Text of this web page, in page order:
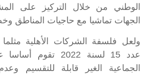
الوطني من خلال التركيز على
الجهات تماشيا مع حاجيات المناطق
ولعل فلسفة الشركات الأهلية
عدد 15 لسنة 2022
تقوم أساسا
الجماعية الغير قابلة للتقسيم